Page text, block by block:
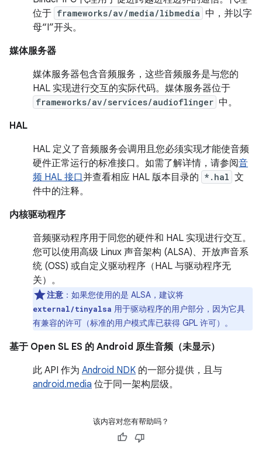
位于 frameworks/av/media/libmedia 中，并以字
母“I”开头。
媒体服务器
媒体服务器包含音频服务，这些音频服务是与您的
HAL 实现进行交互的实际代码。媒体服务器位于
frameworks/av/services/audioflinger 中。
HAL
HAL 定义了音频服务会调用且您必须实现才能使音频
硬件正常运行的标准接口。如需了解详情，请参阅音
频 HAL 接口并查看相应 HAL 版本目录的 *.hal 文
件中的注释。
内核驱动程序
音频驱动程序用于同您的硬件和 HAL 实现进行交互。
您可以使用高级 Linux 声音架构 (ALSA)、开放声音系
统 (OSS) 或自定义驱动程序（HAL 与驱动程序无
关）。
注意 ：如果您使用的是 ALSA，建议将
external/tinyalsa 用于驱动程序的用户部分，因为它具
有兼容的许可（标准的用户模式库已获得 GPL 许可）。
基于 Open SL ES 的 Android 原生音频（未显示）
此 API 作为 Android NDK 的一部分提供，且与
android.media 位于同一架构层级。
该内容对您有帮助吗？